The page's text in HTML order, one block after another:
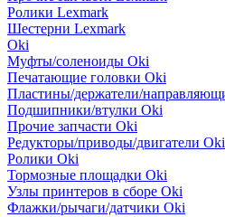
Ролики Lexmark
Шестерни Lexmark
Oki
Муфты/соленоиды Oki
Печатающие головки Oki
Пластины/держатели/
Подшипники/втулки Oki
Прочие запчасти Oki
Редукторы/приводы/двигатели Oki
Ролики Oki
Тормозные площадки Oki
Узлы принтеров в сборе Oki
Флажки/рычаги/датчики Oki